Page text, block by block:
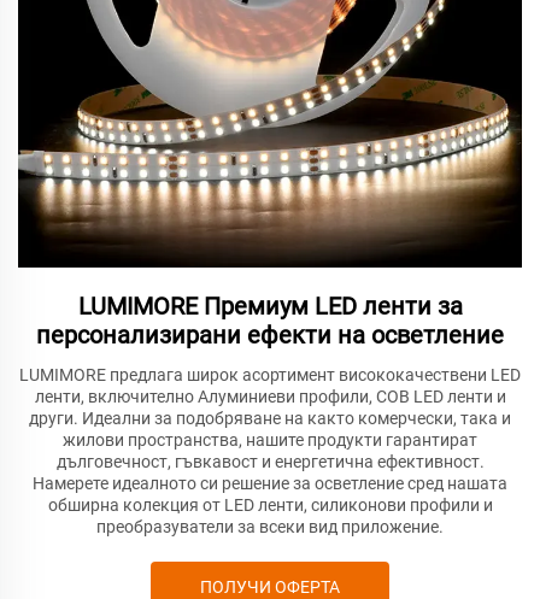
LUMIMORE Премиум LED ленти за
персонализирани ефекти на осветление
LUMIMORE предлага широк асортимент висококачествени LED
ленти, включително Алуминиеви профили, COB LED ленти и
други. Идеални за подобряване на както комерчески, така и
жилови пространства, нашите продукти гарантират
дълговечност, гъвкавост и енергетична ефективност.
Намерете идеалното си решение за осветление сред нашата
обширна колекция от LED ленти, силиконови профили и
преобразуватели за всеки вид приложение.
ПОЛУЧИ ОФЕРТА